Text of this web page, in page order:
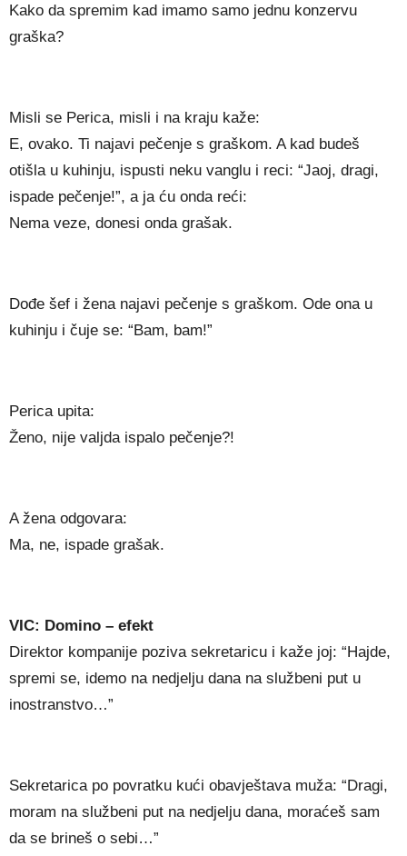
Kako da spremim kad imamo samo jednu konzervu
graška?
Misli se Perica, misli i na kraju kaže:
E, ovako. Ti najavi pečenje s graškom. A kad budeš
otišla u kuhinju, ispusti neku vanglu i reci: “Jaoj, dragi,
ispade pečenje!”, a ja ću onda reći:
Nema veze, donesi onda grašak.
Dođe šef i žena najavi pečenje s graškom. Ode ona u
kuhinju i čuje se: “Bam, bam!”
Perica upita:
Ženo, nije valjda ispalo pečenje?!
A žena odgovara:
Ma, ne, ispade grašak.
VIC: Domino – efekt
Direktor kompanije poziva sekretaricu i kaže joj: “Hajde,
spremi se, idemo na nedjelju dana na službeni put u
inostranstvo…”
Sekretarica po povratku kući obavještava muža: “Dragi,
moram na službeni put na nedjelju dana, moraćeš sam
da se brineš o sebi…”